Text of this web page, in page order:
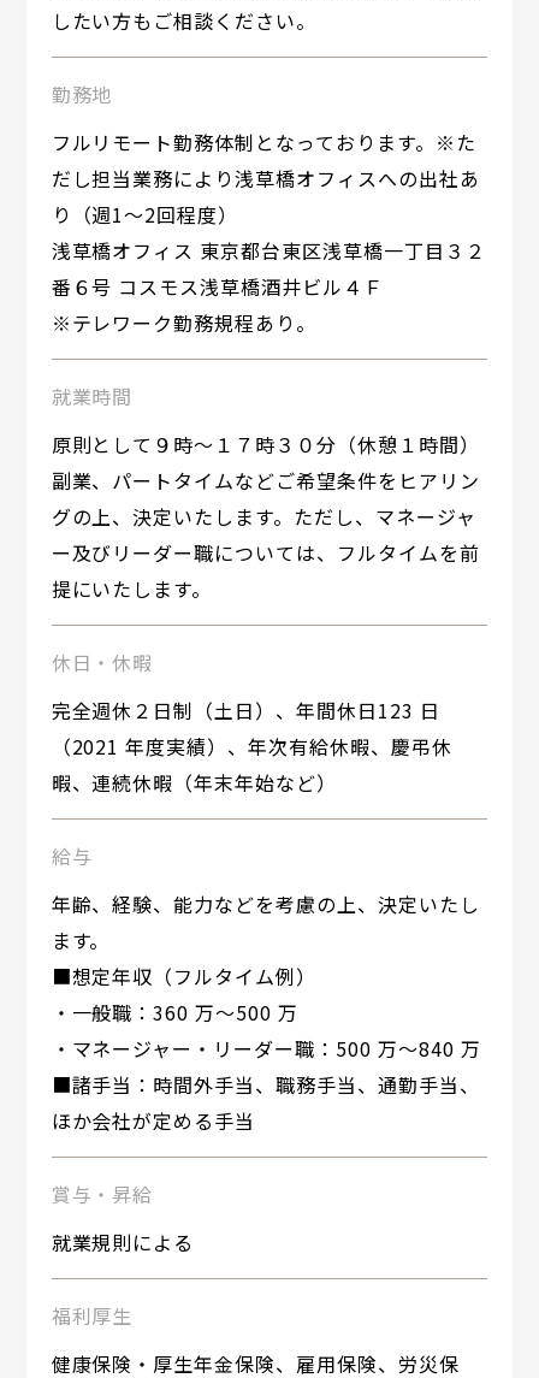
したい方もご相談ください。
勤務地
フルリモート勤務体制となっております。※た
だし担当業務により浅草橋オフィスへの出社あ
り（週1〜2回程度）
浅草橋オフィス 東京都台東区浅草橋一丁目３２
番６号 コスモス浅草橋酒井ビル４Ｆ
※テレワーク勤務規程あり。
就業時間
原則として９時～１７時３０分（休憩１時間）
副業、パートタイムなどご希望条件をヒアリン
グの上、決定いたします。ただし、マネージャ
ー及びリーダー職については、フルタイムを前
提にいたします。
休日・休暇
完全週休２日制（土日）、年間休日123 日
（2021 年度実績）、年次有給休暇、慶弔休
暇、連続休暇（年末年始など）
給与
年齢、経験、能力などを考慮の上、決定いたし
ます。
■想定年収（フルタイム例）
・一般職：360 万～500 万
・マネージャー・リーダー職：500 万～840 万
■諸手当：時間外手当、職務手当、通勤手当、
ほか会社が定める手当
賞与・昇給
就業規則による
福利厚生
健康保険・厚生年金保険、雇用保険、労災保